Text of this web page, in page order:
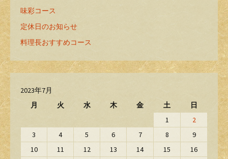
味彩コース
定休日のお知らせ
料理長おすすめコース
2023年7月
月
火 水 木 金 土 日
1
2
3
4 5 6 7 8
9
10
11 12 13 14 15
16